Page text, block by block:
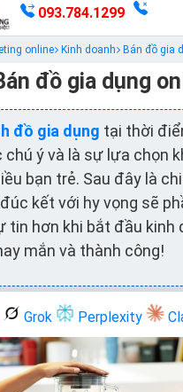
093.784.1299
online Kinh doanh Bán đồ gia
đồ gia dụng
đồ gia dụng tại thời
ý và là sự lựa chọn
bạn trẻ. Sau đây là
kết với hy vọng sẽ
tin hơn khi bắt đầu kinh
mắn và thành công!
Grok Perplexity